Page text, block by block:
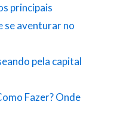
principais
se aventurar no
pela capital
Fazer? Onde